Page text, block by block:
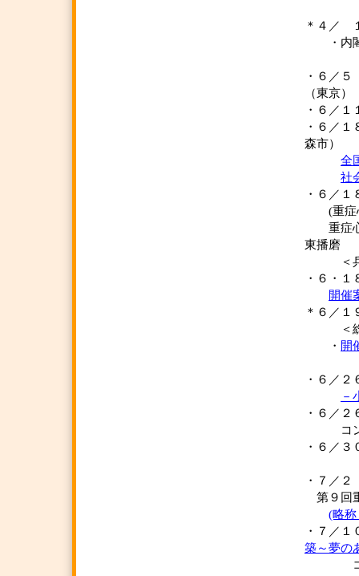
＊４／
・内
・６／
（東京）
・６／
・６／
森市）
全
社
・６／
(重症心
重症心
東播磨
＜兵
・６・
開催
＊６／
＜総会
・ 開
・６／
－
・６／
コンセ
・６／
・７／
第９回
(略
・７／
築～夢の
コン